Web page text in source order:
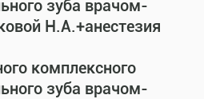
зуба врачом-
Н.А.+анестезия
комплексного
зуба врачом-